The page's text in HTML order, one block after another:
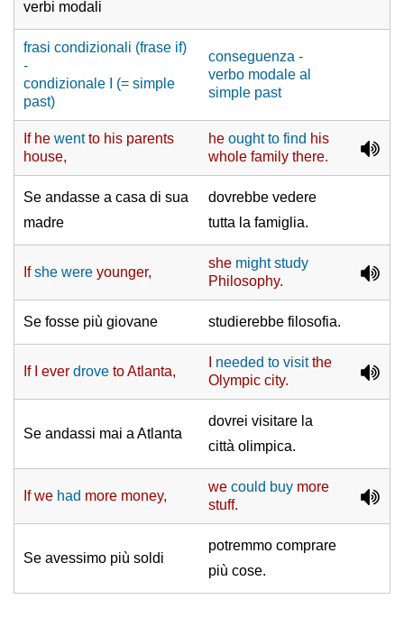
verbi modali
frasi condizionali (frase if)
-
condizionale I (= simple
past)
conseguenza -
verbo modale al
simple past
If he wentto his parents
house,
he ought to find his
whole family there.
Se andasse a casa di sua
madre
dovrebbe vedere
tutta la famiglia.
Ifshe were younger,
she might study
Philosophy.
Se fosse più giovane studierebbe filosofia.
If I ever drove to Atlanta,
needed to visitthe
Olympic city.
Se andassi mai a Atlanta
dovrei visitare la
città olimpica.
If we had more money,
we could buy more
stuff.
Se avessimo più soldi
potremmo comprare
più cose.